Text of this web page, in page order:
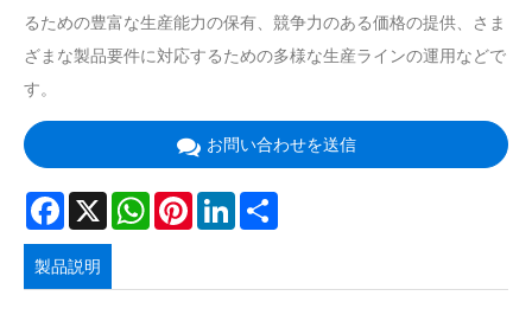
るための豊富な生産能力の保有、競争力のある価格の提供、さま
ざまな製品要件に対応するための多様な生産ラインの運用などで
す。
お問い合わせを送信
Facebook
X WhatsAppPinterestLinkedIn
製品説明